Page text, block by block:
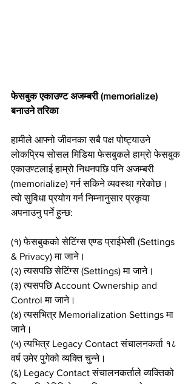
फेसबुक एकाउण्ट अजम्बरी (memorialize)
बनाउने तरिका
हामीले आफ्नो जीवनका सबै पक्ष पोष्ट्याउने
लोकप्रिय सोसल मिडिया फेसबुकले हाम्रो फेसबुक
एकाउण्टलाई हाम्रो निधनपछि पनि अजम्बरी
(memorialize) गर्न सकिने व्यवस्था गरेकोछ।
त्यो सुविधा प्रयोग गर्न निम्नानुसार प्रकृया
अपनाउनु पर्ने हुन्छ:
(१) फेसबुकको सेटिंग्स एण्ड प्राईभेसी (Settings
& Privacy) मा जाने।
(२) त्यसपछि सेटिंग्स (Settings) मा जाने।
(३) त्यसपछि Account Ownership and
Control मा जाने।
(४) त्यसभित्र Memorialization Settings मा
जाने।
(५) त्यभित्र Legacy Contact संचालनकर्ता १८
वर्ष उमेर पुगेको व्यक्ति चुन्ने।
(६) Legacy Contact संचालनकर्ताले व्यक्तिको